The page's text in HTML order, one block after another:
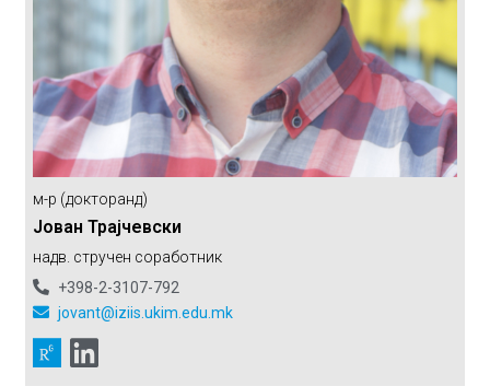
м-р (докторанд)
Јован Трајчевски
надв. стручен соработник
+398-2-3107-792
jovant@iziis.ukim.edu.mk